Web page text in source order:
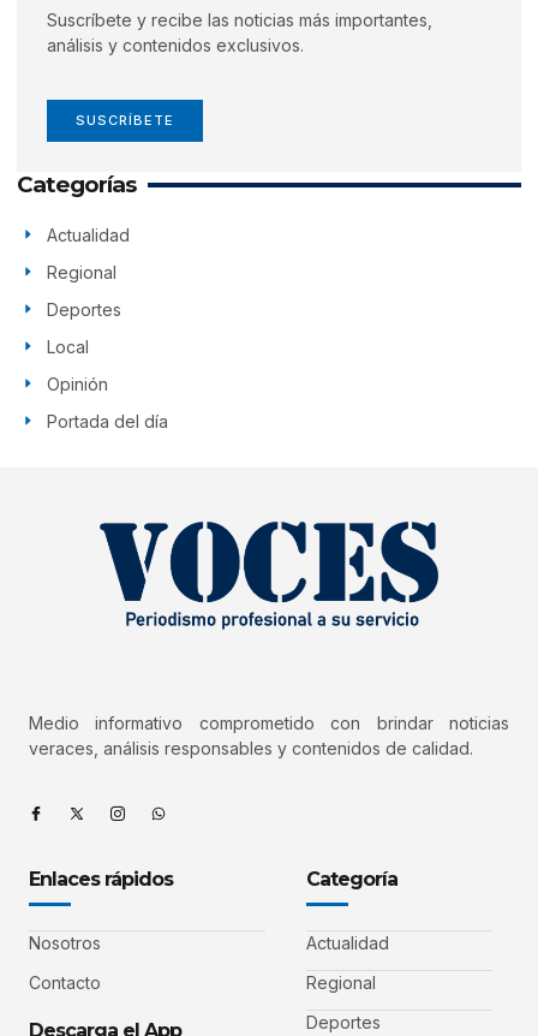
Suscríbete y recibe las noticias más importantes,
análisis y contenidos exclusivos.
SUSCRÍBETE
Categorías
Actualidad
Regional
Deportes
Local
Opinión
Portada del día
Medio informativo comprometido con brindar noticias
veraces, análisis responsables y contenidos de calidad.
Enlaces rápidos
Nosotros
Contacto
Descarga el App
Categoría
Actualidad
Regional
Deportes